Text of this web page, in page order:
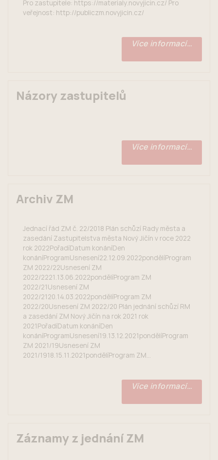
Pro zastupitele: https://materialy.novyjicin.cz/ Pro
veřejnost: http://publiczm.novyjicin.cz/
Více informací…
Názory zastupitelů
Více informací…
Archiv ZM
Jednací řád ZM č. 22/2018 Plán schůzí Rady města a
zasedání Zastupitelstva města Nový Jičín v roce 2022
rok 2022PořadíDatum konáníDen
konáníProgramUsnesení22.12.09.2022pondělíProgram
ZM 2022/22Usnesení ZM
2022/2221.13.06.2022pondělíProgram ZM
2022/21Usnesení ZM
2022/2120.14.03.2022pondělíProgram ZM
2022/20Usnesení ZM 2022/20 Plán jednání schůzí RM
a zasedání ZM Nový Jičín na rok 2021 rok
2021PořadíDatum konáníDen
konáníProgramUsnesení19.13.12.2021pondělíProgram
ZM 2021/19Usnesení ZM
2021/1918.15.11.2021pondělíProgram ZM...
Více informací…
Záznamy z jednání ZM